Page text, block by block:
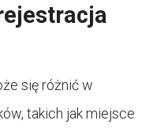
się różnić w
takich jak miejsce